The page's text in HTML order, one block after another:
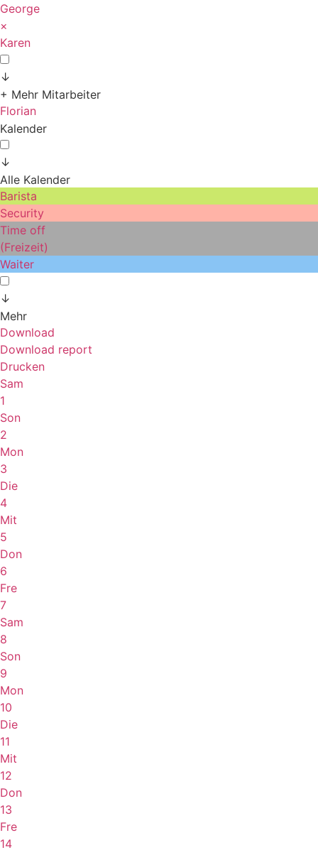
George
×
Karen
↓
+ Mehr Mitarbeiter
Florian
Kalender
↓
Alle Kalender
Barista
Security
Time off
(Freizeit)
Waiter
↓
Mehr
Download
Download report
Drucken
Sam
1
Son
2
Mon
3
Die
4
Mit
5
Don
6
Fre
7
Sam
8
Son
9
Mon
10
Die
11
Mit
12
Don
13
Fre
14